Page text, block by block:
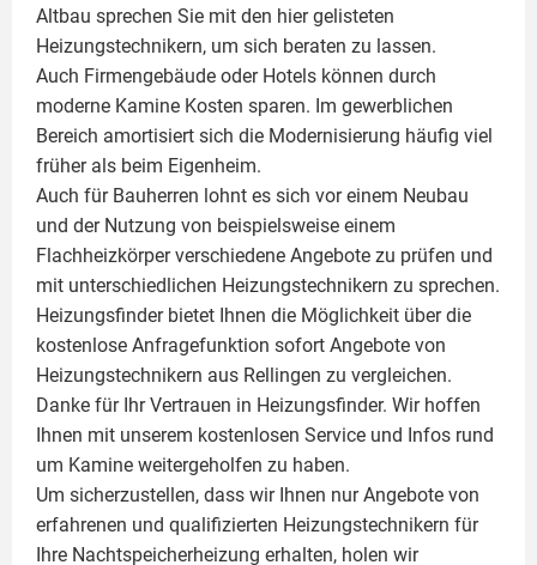
Altbau sprechen Sie mit den hier gelisteten
Heizungstechnikern, um sich beraten zu lassen.
Auch Firmengebäude oder Hotels können durch
moderne Kamine Kosten sparen. Im gewerblichen
Bereich amortisiert sich die Modernisierung häufig viel
früher als beim Eigenheim.
Auch für Bauherren lohnt es sich vor einem Neubau
und der Nutzung von beispielsweise einem
Flachheizkörperverschiedene Angebote zu prüfen und
mit unterschiedlichen Heizungstechnikern zu sprechen.
Heizungsfinder bietet Ihnen die Möglichkeit über die
kostenlose Anfragefunktion sofort Angebote von
Heizungstechnikern aus Rellingen zu vergleichen.
Danke für Ihr Vertrauen in Heizungsfinder. Wir hoffen
Ihnen mit unserem kostenlosen Service und Infos rund
um Kamine weitergeholfen zu haben.
Um sicherzustellen, dass wir Ihnen nur Angebote von
erfahrenen und qualifizierten Heizungstechnikern für
Ihre Nachtspeicherheizung erhalten, holen wir